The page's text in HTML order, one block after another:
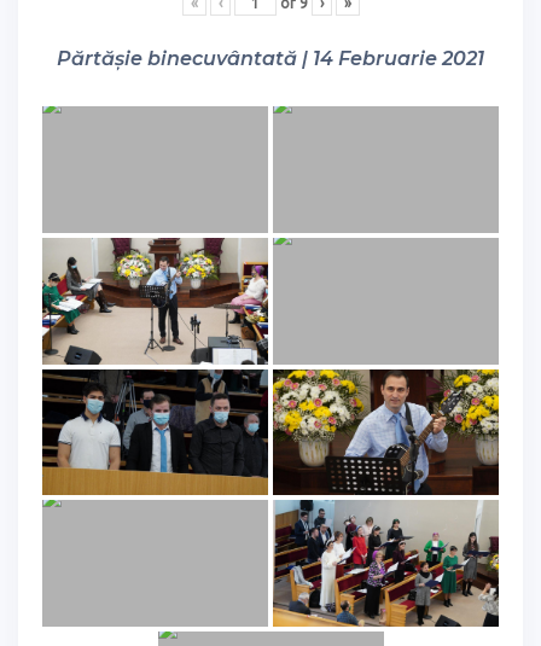
Părtășie binecuvântată | 14 Februarie 2021